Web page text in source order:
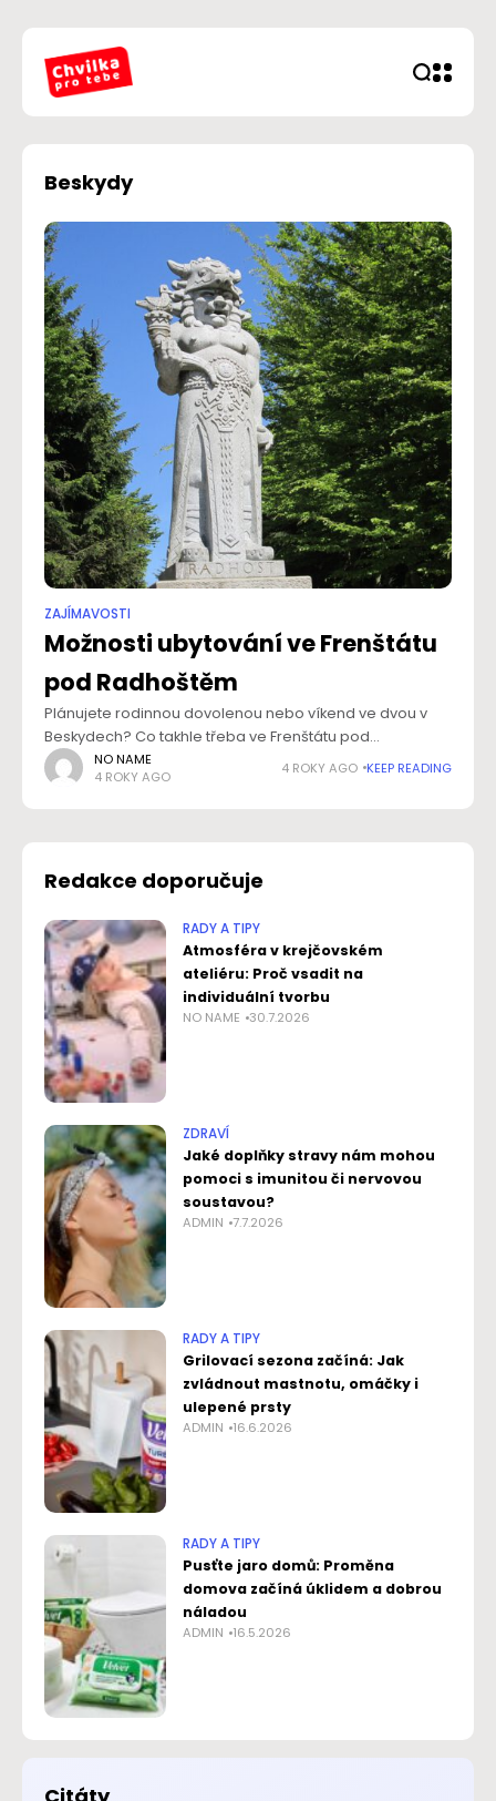
Beskydy
ZAJÍMAVOSTI
Možnosti ubytování ve Frenštátu
pod Radhoštěm
Plánujete rodinnou dovolenou nebo víkend ve dvou v
Beskydech? Co takhle třeba ve Frenštátu pod
Radhoštěm? Vyberte si z široké nabídky ubytování v
podobě chat a chalup k pronajmutí v
NO NAME
4 ROKY AGO
4 ROKY AGO KEEP READING
Redakce doporučuje
RADY A TIPY
Atmosféra v krejčovském
ateliéru: Proč vsadit na
individuální tvorbu
NO NAME 30.7.2026
ZDRAVÍ
Jaké doplňky stravy nám mohou
pomoci s imunitou či nervovou
soustavou?
ADMIN 7.7.2026
RADY A TIPY
Grilovací sezona začíná: Jak
zvládnout mastnotu, omáčky i
ulepené prsty
ADMIN 16.6.2026
RADY A TIPY
Pusťte jaro domů: Proměna
domova začíná úklidem a dobrou
náladou
ADMIN 16.5.2026